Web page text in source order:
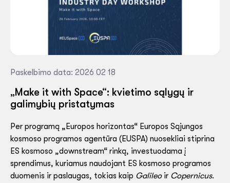
Paskelbimo data: 2026 02 18
„Make it with Space“: kvietimo sąlygų ir
galimybių pristatymas
Per programą „Europos horizontas“ Europos Sąjungos
kosmoso programos agentūra (EUSPA) nuosekliai stiprina
ES kosmoso „downstream“ rinką, investuodama į
sprendimus, kuriamus naudojant ES kosmoso programos
duomenis ir paslaugas, tokias kaip Galileoir Copernicus.